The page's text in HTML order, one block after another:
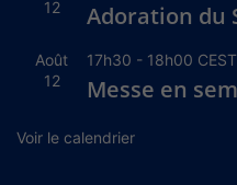
12
Adoration du
Août
12
17h30 - 18h00 CEST
Messe en
Voir le calendrier